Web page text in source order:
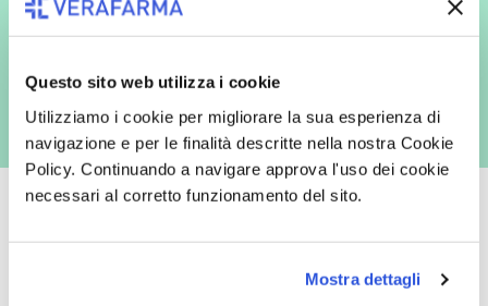
Questo sito web utilizza i cookie
Utilizziamo i cookie per migliorare la sua esperienza di
navigazione e per le finalità descritte nella nostra Cookie
Policy. Continuando a navigare approva l'uso dei cookie
necessari al corretto funzionamento del sito.
Mostra dettagli
marketing (con modalità telematiche - quali ad es. newsletter ed e-mail
con inviti e comunicazioni commerciali - e modalità tradizionali, quali ad
Spedizione gratuita